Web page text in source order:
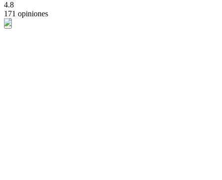
4.8
171 opiniones